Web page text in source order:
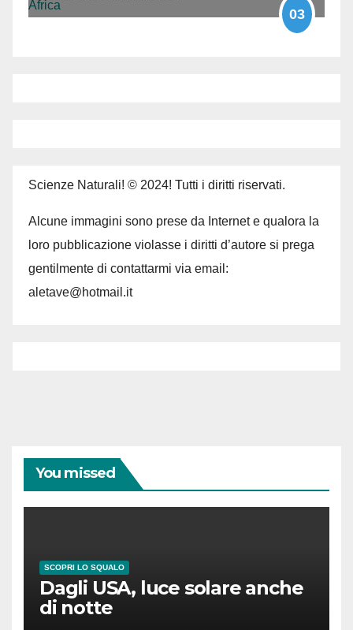
03
Scienze Naturali! © 2024! Tutti i diritti riservati.
Alcune immagini sono prese da Internet e qualora la
loro pubblicazione violasse i diritti d’autore si prega
gentilmente di contattarmi via email:
aletave@hotmail.it
You missed
SCOPRI LO SQUALO
Dagli USA, luce solare anche
di notte